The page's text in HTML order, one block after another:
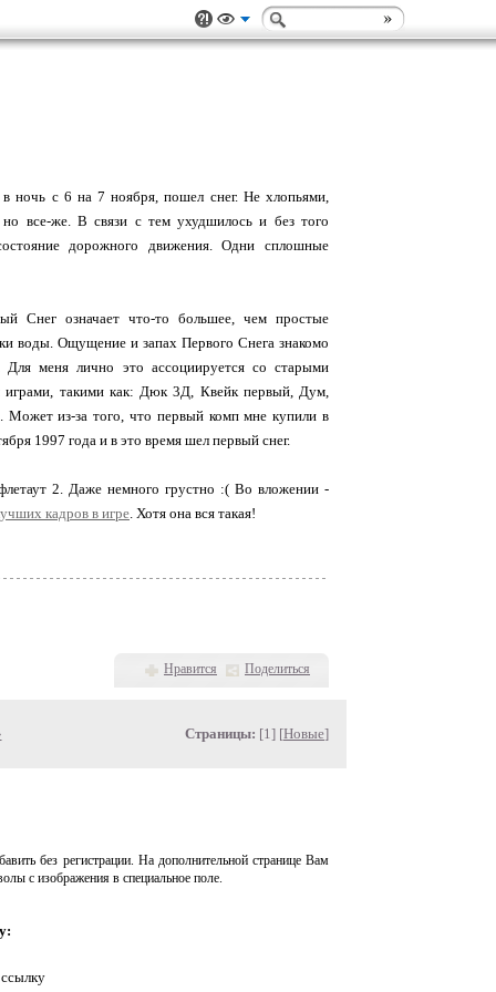
в ночь с 6 на 7 ноября, пошел снег. Не хлопьями,
но все-же. В связи с тем ухудшилось и без того
дорожного движения. Одни сплошные
Снег означает что-то большее, чем простые
воды. Ощущение и запах Первого Снега знакомо
Для меня лично это ассоциируется со старыми
такими как: Дюк 3Д, Квейк первый, Дум,
Может из-за того, что первый комп мне купили в
1997 года и в это время шел первый снег.
2. Даже немного грустно :( Во вложении -
кадров в игре. Хотя она вся такая!
Нравится Поделиться
Страницы: [1] [Новые]
без регистрации. На дополнительной странице Вам
с изображения в специальное поле.